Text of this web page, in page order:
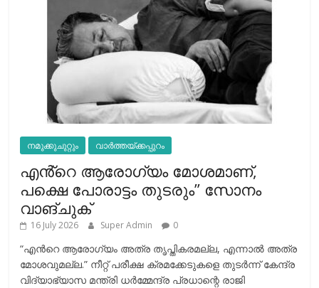
നമുക്കുചുറ്റും വാർത്തയ്ക്കപ്പുറം
എൻ്റെ ആരോഗ്യം മോശമാണ്,
പക്ഷെ പോരാട്ടം തുടരും” സോനം
വാങ്ചുക്
16 July 2026 Super Admin 0
“എന്‍റെ ആരോഗ്യം അത്ര തൃപ്തികരമല്ല, എന്നാൽ അത്ര
മോശവുമല്ല.” നീറ്റ് പരീക്ഷ ക്രമക്കേടുകളെ തുടർന്ന് കേന്ദ്ര
വിദ്യാഭ്യാസ മന്ത്രി ധർമ്മേന്ദ്ര പ്രധാന്റെ രാജി